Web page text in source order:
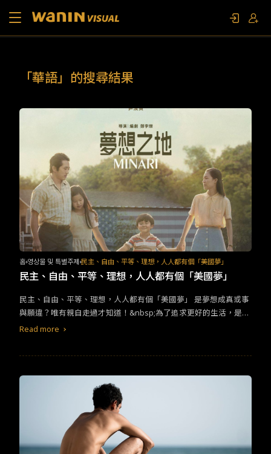
팬 이벤트
TW EN JP KR
「華語」的搜尋結果
홈 영상물 및 특별주제 民主、自由、平等、理想，人人都有個「美國夢」
民主、自由、平等、理想，人人都有個「美國夢」
民主、自由、平等、理想，人人都有個「美國夢」 是夢想成真或事
與願違？唯有親自走過才知道！&nbsp;為了追求更好的生活，是許
多人選擇移民的初衷，推薦2部電影─《夢想之地》與《美國女孩》
中主角們在面對現實困難的深刻情感糾葛。&nbsp;《夢想之地》
Read more